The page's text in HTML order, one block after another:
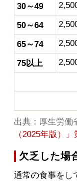
30～49
50～64
65～74
75以上
出典：厚生労働
（2025年版）
欠乏した場
通常の食事をし